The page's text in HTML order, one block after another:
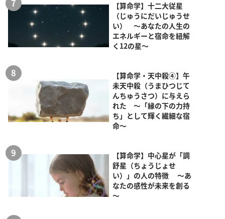
【算命学】十二大従星
（じゅうにだいじゅうせ
い） ～あなたの人生の
エネルギーと宿命を紐解
く12の星～
【算命学・天中殺④】午
未天中殺（うまひつじて
んちゅうさつ）に与えら
れた ～「縁の下の力持
ち」として輝く繊細な宿
命～
【算命学】中心星が「調
舒星（ちょうじょせ
い）」の人の特徴 ～あ
なたの感性が未来を創る
～